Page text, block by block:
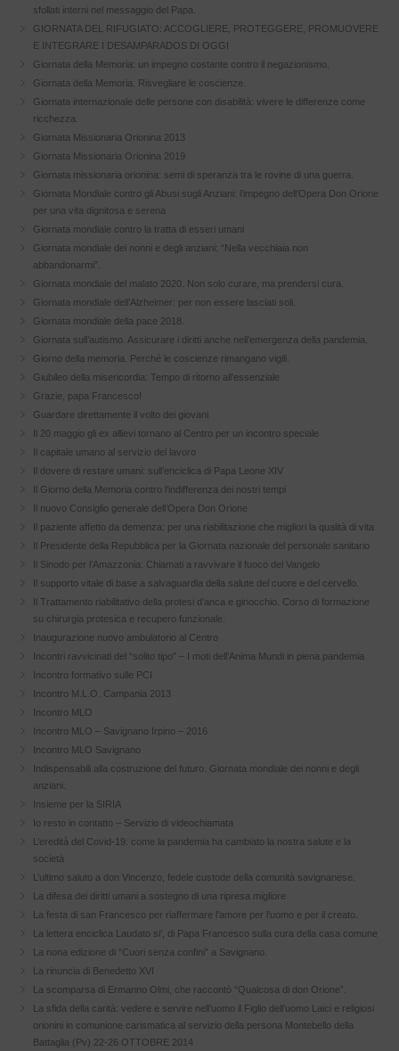
sfollati interni nel messaggio del Papa.
GIORNATA DEL RIFUGIATO: ACCOGLIERE, PROTEGGERE, PROMUOVERE
E INTEGRARE I DESAMPARADOS DI OGGI
Giornata della Memoria: un impegno costante contro il negazionismo.
Giornata della Memoria. Risvegliare le coscienze.
Giornata internazionale delle persone con disabilità: vivere le differenze come
ricchezza.
Giornata Missionaria Orionina 2013
Giornata Missionaria Orionina 2019
Giornata missionaria orionina: semi di speranza tra le rovine di una guerra.
Giornata Mondiale contro gli Abusi sugli Anziani: l’impegno dell’Opera Don Orione
per una vita dignitosa e serena
Giornata mondiale contro la tratta di esseri umani
Giornata mondiale dei nonni e degli anziani: “Nella vecchiaia non
abbandonarmi”.
Giornata mondiale del malato 2020. Non solo curare, ma prendersi cura.
Giornata mondiale dell’Alzheimer: per non essere lasciati soli.
Giornata mondiale della pace 2018.
Giornata sull’autismo. Assicurare i diritti anche nell’emergenza della pandemia.
Giorno della memoria. Perché le coscienze rimangano vigili.
Giubileo della misericordia: Tempo di ritorno all’essenziale
Grazie, papa Francesco!
Guardare direttamente il volto dei giovani
Il 20 maggio gli ex allievi tornano al Centro per un incontro speciale
Il capitale umano al servizio del lavoro
Il dovere di restare umani: sull’enciclica di Papa Leone XIV
Il Giorno della Memoria contro l’indifferenza dei nostri tempi
Il nuovo Consiglio generale dell’Opera Don Orione
Il paziente affetto da demenza: per una riabilitazione che migliori la qualità di vita
Il Presidente della Repubblica per la Giornata nazionale del personale sanitario
Il Sinodo per l’Amazzonia: Chiamati a ravvivare il fuoco del Vangelo
Il supporto vitale di base a salvaguardia della salute del cuore e del cervello.
Il Trattamento riabilitativo della protesi d’anca e ginocchio. Corso di formazione
su chirurgia protesica e recupero funzionale.
Inaugurazione nuovo ambulatorio al Centro
Incontri ravvicinati del “solito tipo” – I moti dell’Anima Mundi in piena pandemia
Incontro formativo sulle PCI
Incontro M.L.O. Campania 2013
Incontro MLO
Incontro MLO – Savignano Irpino – 2016
Incontro MLO Savignano
Indispensabili alla costruzione del futuro. Giornata mondiale dei nonni e degli
anziani.
Insieme per la SIRIA
Io resto in contatto – Servizio di videochiamata
L’eredità del Covid-19: come la pandemia ha cambiato la nostra salute e la
società
L’ultimo saluto a don Vincenzo, fedele custode della comunità savignanese.
La difesa dei diritti umani a sostegno di una ripresa migliore
La festa di san Francesco per riaffermare l’amore per l’uomo e per il creato.
La lettera enciclica Laudato si’, di Papa Francesco sulla cura della casa comune
La nona edizione di “Cuori senza confini” a Savignano.
La rinuncia di Benedetto XVI
La scomparsa di Ermanno Olmi, che raccontò “Qualcosa di don Orione”.
La sfida della carità: vedere e servire nell’uomo il Figlio dell’uomo Laici e religiosi
orionini in comunione carismatica al servizio della persona Montebello della
Battaglia (Pv) 22-26 OTTOBRE 2014